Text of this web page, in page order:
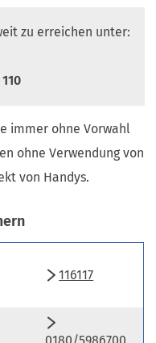
zu erreichen unter:
110
immer ohne Vorwahl
ohne Verwendung von
von Handys.
116117
0180/5986700